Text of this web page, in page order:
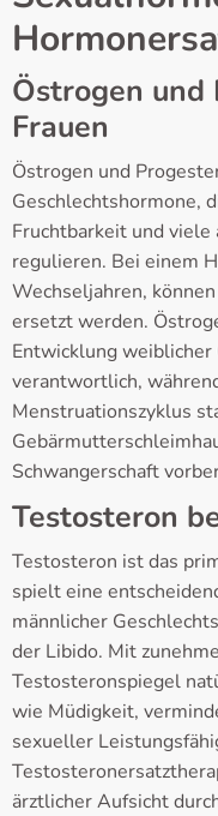
Östrogen und
Frauen
Östrogen und
Geschlechtshormone,
Fruchtbarkeit und
regulieren. Bei einem
Wechseljahren,
ersetzt werden.
Entwicklung
verantwortlich,
Menstruationszyklus
Schwangerschaft
Testosteron
Testosteron ist das
spielt eine
männlicher
der Libido. Mit
Testosteronspiegel
wie Müdigkeit,
sexueller
ärztlicher Aufsicht